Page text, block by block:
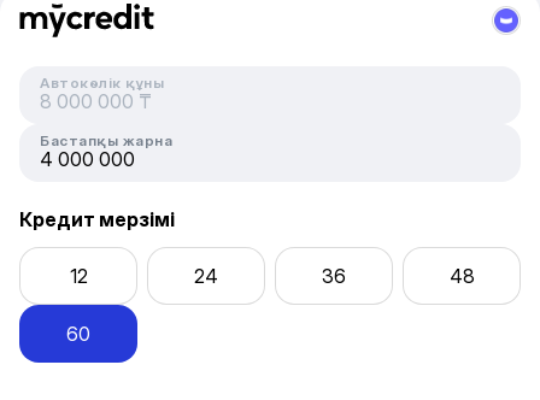
Автокөлік құны
Бастапқы жарна
Кредит мерзімі
12 24 36 48
60